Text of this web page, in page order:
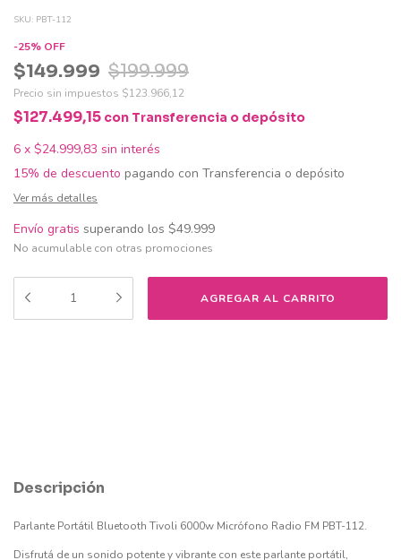
SKU: PBT-112
-25% OFF
$149.999 $199.999
Precio sin impuestos $123.966,12
$127.499,15 con Transferencia o depósito
6 x $24.999,83 sin interés
15% de descuento pagando con Transferencia o depósito
Ver más detalles
Envío gratis superando los $49.999
No acumulable con otras promociones
Descripción
Parlante Portátil Bluetooth Tivoli 6000w Micrófono Radio FM PBT-112.
Disfrutá de un sonido potente y vibrante con este parlante portátil,